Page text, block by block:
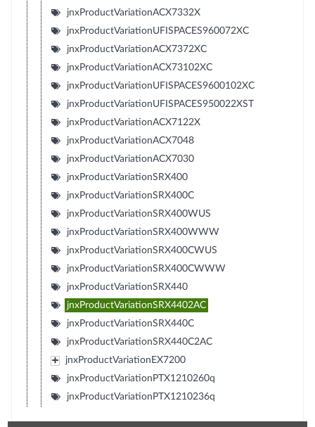
jnxProductVariationACX7332X
jnxProductVariationUFISPACES960072XC
jnxProductVariationACX7372XC
jnxProductVariationACX73102XC
jnxProductVariationUFISPACES9600102XC
jnxProductVariationUFISPACES950022XST
jnxProductVariationACX7122X
jnxProductVariationACX7048
jnxProductVariationACX7030
jnxProductVariationSRX400
jnxProductVariationSRX400C
jnxProductVariationSRX400WUS
jnxProductVariationSRX400WWW
jnxProductVariationSRX400CWUS
jnxProductVariationSRX400CWWW
jnxProductVariationSRX440
jnxProductVariationSRX4402AC
jnxProductVariationSRX440C
jnxProductVariationSRX440C2AC
jnxProductVariationEX7200
jnxProductVariationPTX1210260q
jnxProductVariationPTX1210236q